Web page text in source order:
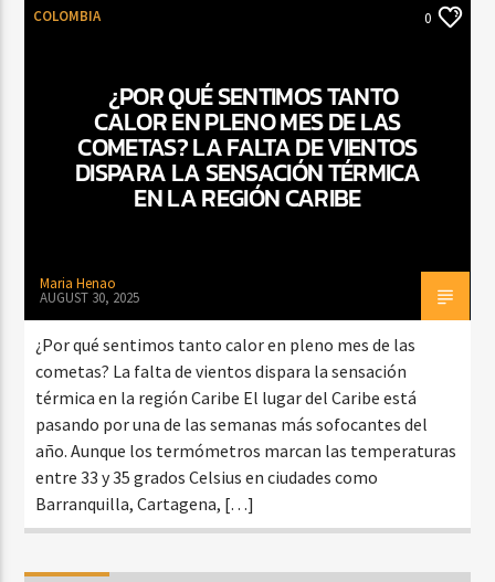
COLOMBIA 0
¿POR QUÉ SENTIMOS TANTO
CALOR EN PLENO MES DE LAS
COMETAS? LA FALTA DE VIENTOS
DISPARA LA SENSACIÓN TÉRMICA
EN LA REGIÓN CARIBE
Maria Henao
AUGUST 30, 2025
¿Por qué sentimos tanto calor en pleno mes de las
cometas? La falta de vientos dispara la sensación
térmica en la región Caribe El lugar del Caribe está
pasando por una de las semanas más sofocantes del
año. Aunque los termómetros marcan las temperaturas
entre 33 y 35 grados Celsius en ciudades como
Barranquilla, Cartagena, […]